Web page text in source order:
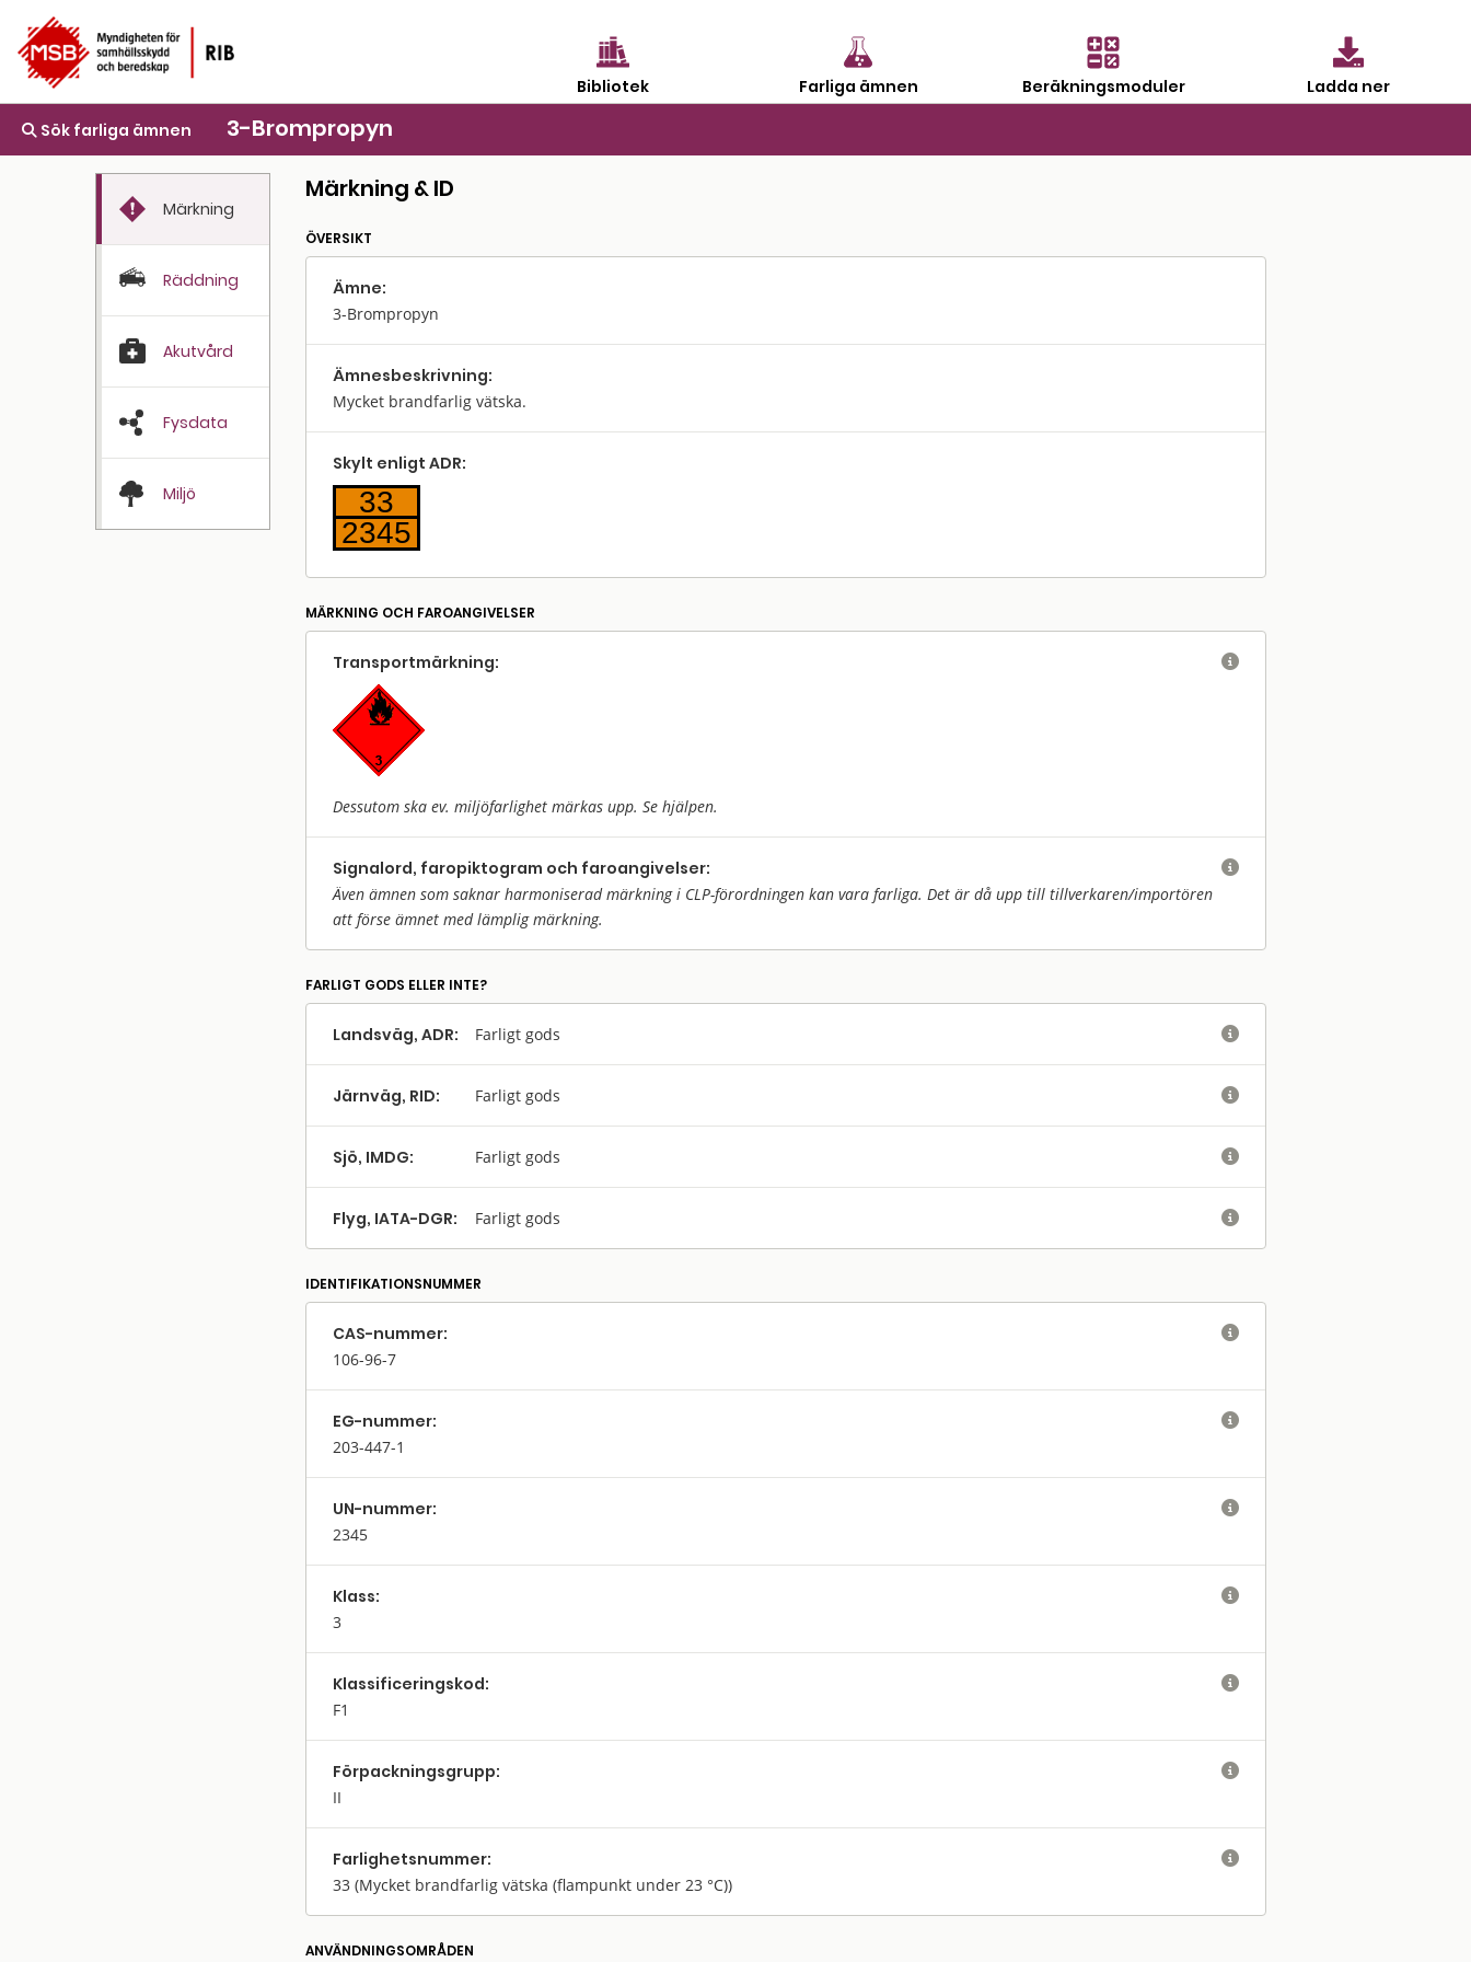
Bibliotek Farliga ämnen Beräkningsmoduler Ladda ner
Sök farliga ämnen 3-Brompropyn
Märkning
Räddning
Akutvård
Fysdata
Miljö
Märkning & ID
ÖVERSIKT
Ämne:
3-Brompropyn
Ämnes­beskrivning:
Mycket brandfarlig vätska.
Skylt enligt ADR:
33
2345
MÄRKNING OCH FAROANGIVELSER
Transport­märkning:
Dessutom ska ev. miljöfarlighet märkas upp. Se hjälpen.

Signalord, faropiktogram och faroangivelser:
Även ämnen som saknar harmoniserad märkning i CLP-förordningen kan vara farliga. Det är då upp till tillverkaren/importören
att förse ämnet med lämplig märkning.

FARLIGT GODS ELLER INTE?
Landsväg, ADR: Farligt gods 
Järnväg, RID: Farligt gods 
Sjö, IMDG: Farligt gods 
Flyg, IATA-DGR: Farligt gods 
IDENTIFIKATIONSNUMMER
CAS-nummer:
106-96-7

EG-nummer:
203-447-1

UN-nummer:
2345

Klass:
3

Klassifi­cerings­kod:
F1

Förpack­nings­grupp:
II

Farlighets­nummer:
33 (Mycket brandfarlig vätska (flampunkt under 23 °C))

ANVÄNDNINGS­OMRÅDEN